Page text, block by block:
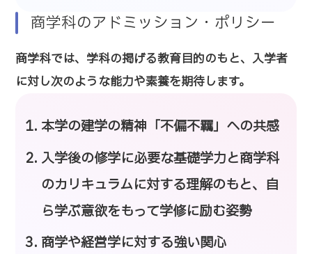
商学科のアドミッション・ポリシー
商学科では、学科の掲げる教育目的のもと、入学者
に対し次のような能力や素養を期待します。
本学の建学の精神「不偏不羈」への共感
入学後の修学に必要な基礎学力と商学科
のカリキュラムに対する理解のもと、自
ら学ぶ意欲をもって学修に励む姿勢
商学や経営学に対する強い関心